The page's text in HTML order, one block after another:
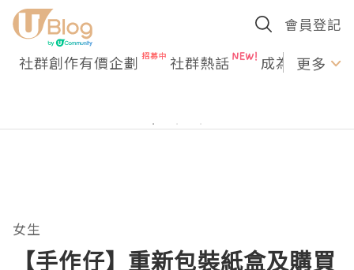
會員登記
社群創作有價企劃 社群熱話 成為U更多
女生
【手作仔】重新包裝紙盒及購買